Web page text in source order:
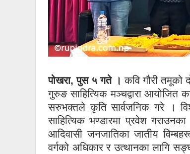
पोखरा, पुस ५ गते । कवि गौरी तमूको
गुरुङ साहित्यिक मञ्चद्वारा आयोजित
सरुभक्तले कृति सार्वजनिक गरे ।
साहित्यिक भण्डारमा प्रवेश
आदिवासी जनजातिका जातीय
वर्गको अधिकार र उत्थानका लागि